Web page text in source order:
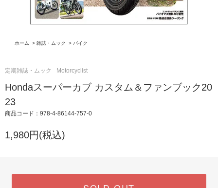
ホーム > 雑誌・ムック > バイク
定期雑誌・ムック Motorcyclist
Hondaスーパーカブ カスタム＆ファンブック20
23
商品コード：978-4-86144-757-0
1,980円(税込)